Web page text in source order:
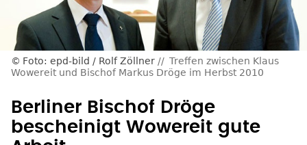
Foto: epd-bild / Rolf Zöllner
Treffen zwischen Klaus
Wowereit und Bischof Markus Dröge im Herbst 2010
Berliner Bischof Dröge
bescheinigt Wowereit gute